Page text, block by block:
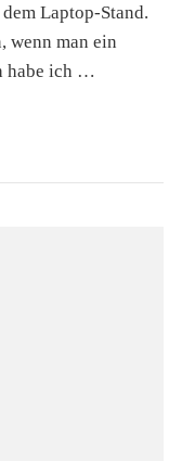
Laptop-Stand.
wenn man ein
habe ich …